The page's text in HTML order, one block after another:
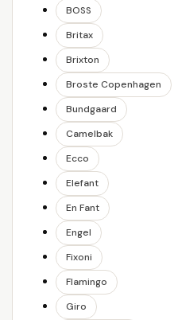
BOSS
Britax
Brixton
Broste Copenhagen
Bundgaard
Camelbak
Ecco
Elefant
En Fant
Engel
Fixoni
Flamingo
Giro